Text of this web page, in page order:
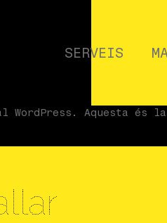
SERVEIS
al WordPress. Aquesta